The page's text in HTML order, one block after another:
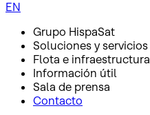
EN
Grupo HispaSat
Soluciones y servicios
Flota e infraestructura
Información útil
Sala de prensa
Contacto